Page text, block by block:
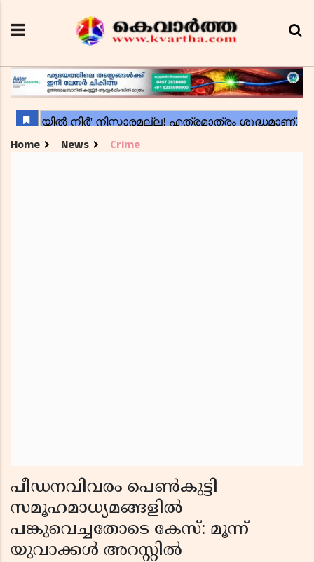
Home News Crime
പീഡനവിവരം പെൺകുട്ടി
സമൂഹമാധ്യമങ്ങളിൽ
പങ്കുവെച്ചതോടെ കേസ്: മൂന്ന്
യുവാക്കൾ അറസ്റ്റിൽ